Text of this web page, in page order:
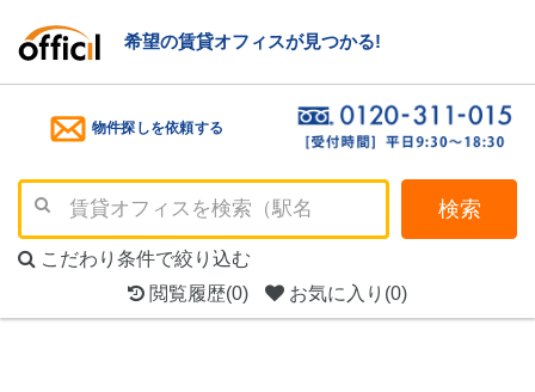
希望の賃貸オフィスが見つかる!
物件探しを依頼する
検索
こだわり条件で絞り込む
閲覧履歴(0) お気に入り (0)